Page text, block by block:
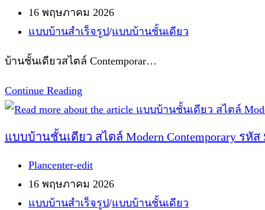
7306
author:
Post
published:
16 พฤษภาคม 2026
Post
แบบบ้านสำเร็จรูป/แบบบ้านชั้นเดียว
บ้านชั้นเดียวสไตล์ Contemporar…
Continue Reading
บ้าน
เดียว
สไตล์
Modern
Tropical
แบบบ้านชั้นเดียว สไตล์ Modern Contemporary รหัส
Post
author:
Plancenter-edit
Post
published:
16 พฤษภาคม 2026
Post
แบบบ้านสำเร็จรูป/แบบบ้านชั้นเดียว